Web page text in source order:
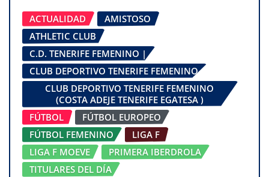
ACTUALIDAD
AMISTOSO
ATHLETIC CLUB
C.D. TENERIFE FEMENINO |
CLUB DEPORTIVO TENERIFE FEMENINO
CLUB DEPORTIVO TENERIFE FEMENINO
(COSTA ADEJE TENERIFE EGATESA )
FÚTBOL
FÚTBOL EUROPEO
FÚTBOL FEMENINO
LIGA F
LIGA F MOEVE
PRIMERA IBERDROLA
TITULARES DEL DÍA